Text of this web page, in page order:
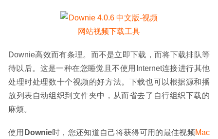
Downie高效而有条理。而不是立即下载，而将下载排队等
待以后。这是一种在您睡觉且不使用Internet连接进行其他
处理时处理数十个视频的好方法。下载也可以根据源和播
放列表自动组织到文件夹中，从而省去了自行组织下载的
麻烦。
使用 Downie时，您还知道自己将获得可用的最佳视频Mac